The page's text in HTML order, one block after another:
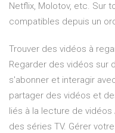
Netflix, Molotov, etc. Sur
compatibles depuis un
Trouver des vidéos à
Regarder des vidéos sur
s'abonner et interagir
partager des vidéos et
liés à la lecture de
des séries TV. Gérer